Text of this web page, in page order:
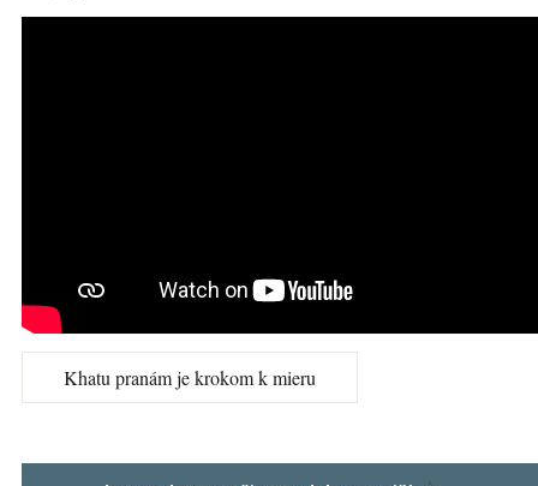
Khatu pranám je krokom k mieru